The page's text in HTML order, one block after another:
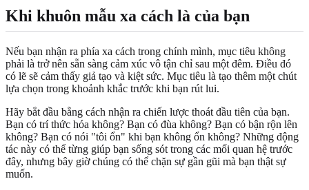
Khi khuôn mẫu xa cách là của bạn
Nếu bạn nhận ra phía xa cách trong chính mình, mục tiêu không
phải là trở nên sẵn sàng cảm xúc vô tận chỉ sau một đêm. Điều đó
có lẽ sẽ cảm thấy giả tạo và kiệt sức. Mục tiêu là tạo thêm một chút
lựa chọn trong khoảnh khắc trước khi bạn rút lui.
Hãy bắt đầu bằng cách nhận ra chiến lược thoát đầu tiên của bạn.
Bạn có trí thức hóa không? Bạn có đùa không? Bạn có bận rộn lên
không? Bạn có nói "tôi ổn" khi bạn không ổn không? Những động
tác này có thể từng giúp bạn sống sót trong các mối quan hệ trước
đây, nhưng bây giờ chúng có thể chặn sự gần gũi mà bạn thật sự
muốn.